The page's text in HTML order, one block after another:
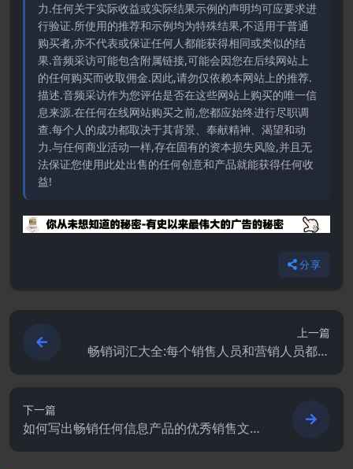
力.任何关于实际收益或实际结果示例的声明均可应要求进
行验证.所使用的推荐和示例均为特殊结果,不适用于普通
购买者,亦不代表或保证任何人都能获得相同或类似的结
果.音频采访可能包含附属链接,可能会因您在后续网站上
的任何购买而收取佣金.因此,请勿仅依赖本网站上的推荐.
描述.音频采访作为您评估是否在这些网站上购买的唯一信
息来源.在任何在线网站购买之前,您都应始终进行尽职调
查.每个人的成功都取决于其背景、奉献精神、渴望和动
力.与任何商业活动一样,存在固有的资本损失风险,并且无
法保证您使用此处出售的任何创意和产品就能获得任何收
益!
分享
上一篇
畅销词汇大全:每个销售人员和营销人员都应
该了解和使用的1200个单词和短语.PDF
下一篇
如何写出畅销任何信息产品的优秀销售文案.
PDF